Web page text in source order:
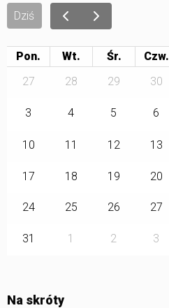
Dziś
Pon. Wt. Śr. Czw.
27
28 29 30
3 4 5 6
10 11 12 13
17 18 19 20
24 25 26 27
31 1 2 3
Na skróty